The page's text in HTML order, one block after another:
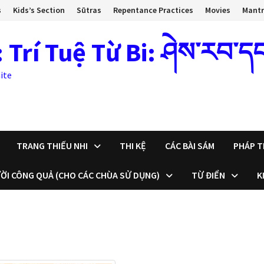
Kids’s Section Sūtras Repentance Practices Movies
Tuệ Từ Bi:
TRANG THIẾU NHI THI KỆ CÁC BÀI SÁM PHÁP
CÔNG QUẢ (CHO CÁC CHÙA SỬ DỤNG) TỪ ĐIỂN